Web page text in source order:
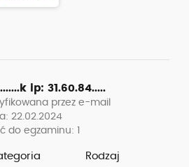
ip: 31.60.84.....
przez e-mail
22.02.2024
do egzaminu: 1
Rodzaj